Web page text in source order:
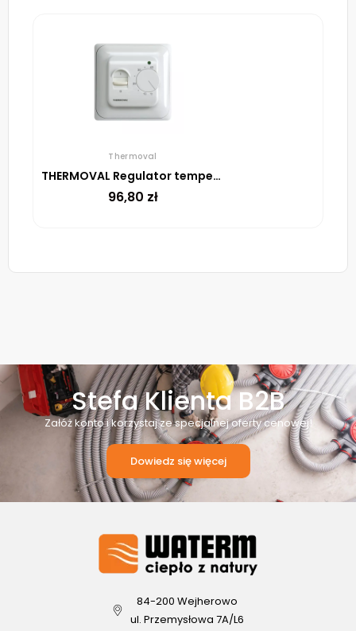
Thermoval
THERMOVAL Regulator temperatury TVM 05 Biały
96,80 zł
Stefa Klienta B2B
Załóż konto i korzystaj ze specjalnej oferty cenowej!
Dowiedz się więcej
84-200 Wejherowo
ul. Przemysłowa 7A/L6